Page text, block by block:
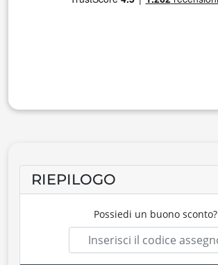
RIEPILOGO
Possiedi un buono sconto?